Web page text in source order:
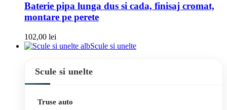
Baterie pipa lunga dus si cada, finisaj cromat,
montare pe perete
102,00 lei
Scule si unelte
Scule si unelte
Truse auto